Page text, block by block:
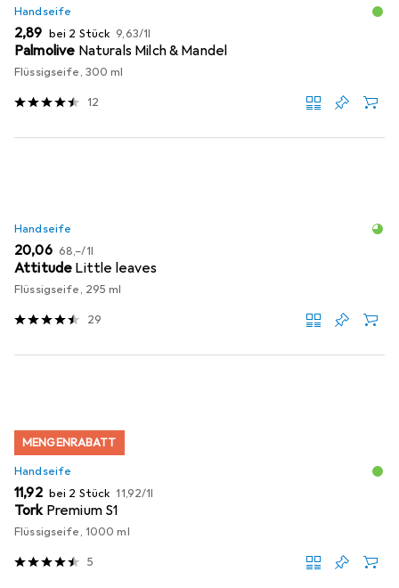
Handseife
EUR
2,89 bei 2 Stück EUR
9,63/1l
Palmolive Naturals Milch & Mandel
Flüssigseife, 300 ml
12
Handseife
EUR
20,06 EUR
68,–/1l
Attitude Little leaves
Flüssigseife, 295 ml
29
MENGENRABATT
Handseife
EUR
11,92 bei 2 Stück EUR
11,92/1l
Tork Premium S1
Flüssigseife, 1000 ml
5